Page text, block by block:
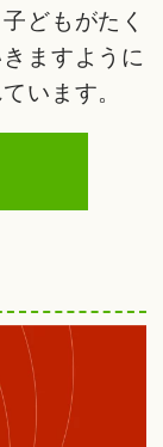
どもがたく
ますように
います。